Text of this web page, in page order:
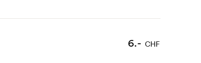
6.- CHF